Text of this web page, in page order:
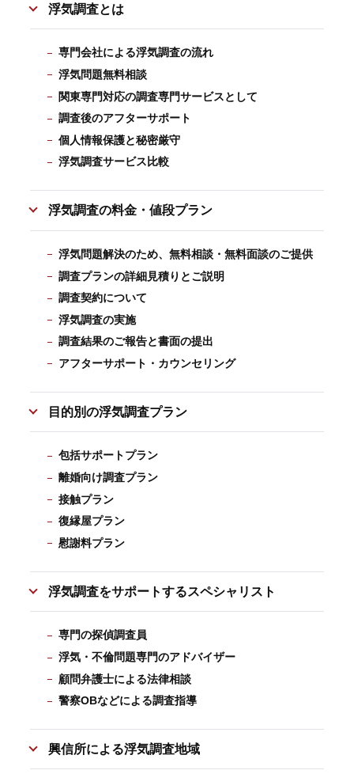
浮気調査とは
専門会社による浮気調査の流れ
浮気問題無料相談
関東専門対応の調査専門サービスとして
調査後のアフターサポート
個人情報保護と秘密厳守
浮気調査サービス比較
浮気調査の料金・値段プラン
浮気問題解決のため、無料相談・無料面談のご提供
調査プランの詳細見積りとご説明
調査契約について
浮気調査の実施
調査結果のご報告と書面の提出
アフターサポート・カウンセリング
目的別の浮気調査プラン
包括サポートプラン
離婚向け調査プラン
接触プラン
復縁屋プラン
慰謝料プラン
浮気調査をサポートするスペシャリスト
専門の探偵調査員
浮気・不倫問題専門のアドバイザー
顧問弁護士による法律相談
警察OBなどによる調査指導
興信所による浮気調査地域